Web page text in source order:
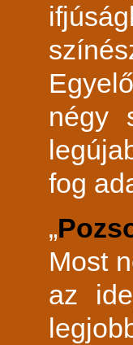
négy
fog
„
Most
az